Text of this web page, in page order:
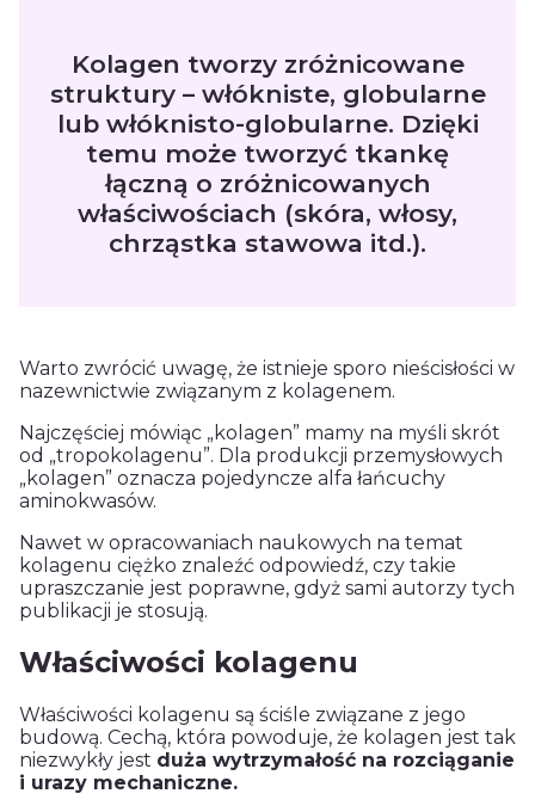
Kolagen tworzy zróżnicowane
struktury – włókniste, globularne
lub włóknisto-globularne. Dzięki
temu może tworzyć tkankę
łączną o zróżnicowanych
właściwościach (skóra, włosy,
chrząstka stawowa itd.).
Warto zwrócić uwagę, że istnieje sporo nieścisłości w
nazewnictwie związanym z kolagenem.
Najczęściej mówiąc „ kolagen” mamy na myśli skrót
od „tropokolagenu”. Dla produkcji przemysłowych
„ kolagen” oznacza pojedyncze alfa łańcuchy
aminokwasów.
Nawet w opracowaniach naukowych na temat
kolagenu ciężko znaleźć odpowiedź, czy takie
upraszczanie jest poprawne, gdyż sami autorzy tych
publikacji je stosują.
Właściwości kolagenu
Właściwości kolagenu są ściśle związane z jego
budową. Cechą, która powoduje, że kolagen jest tak
niezwykły jest duża wytrzymałość na rozciąganie
i urazy mechaniczne.